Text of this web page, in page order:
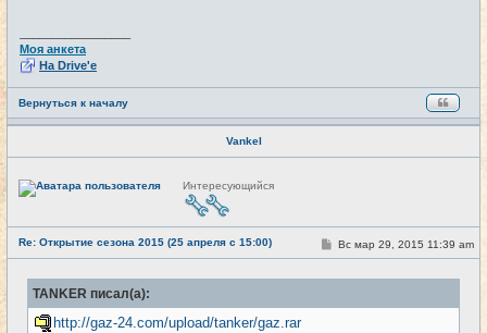
Моя анкета
На Drive'e
Вернуться к началу
Vankel
Н
е
е
т
и
Интересующийся
Re: Открытие сезона 2015 (25 апреля с 15:00) #24
С
о
б
е
Вс мар 29, 2015 11:39 am
TANKER писал(а):
http://gaz-24.com/upload/tanker/gaz.rar